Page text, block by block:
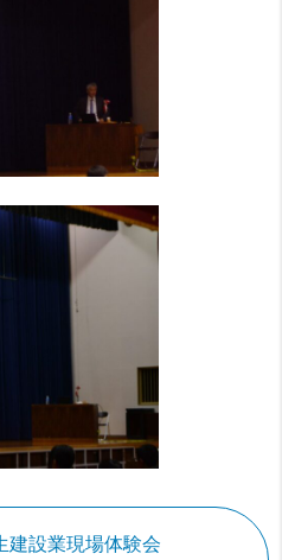
建設業現場体験会